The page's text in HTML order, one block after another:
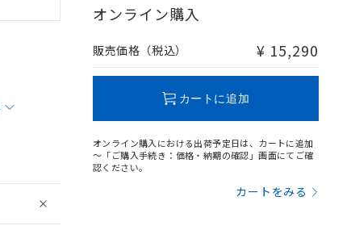
オンライン購入
販売価格（税込） ¥ 15,290
カートに追加
オンライン購入における出荷予定日は、カートに追加
～「ご購入手続き：価格・納期の確認」画面にてご確
認ください。
カートをみる